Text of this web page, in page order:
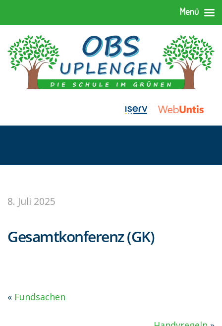
8. Juli 2025
Gesamtkonferenz (GK)
« Fundsachen
Menü